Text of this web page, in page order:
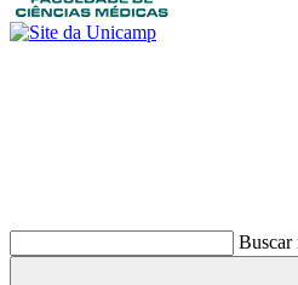
Buscar